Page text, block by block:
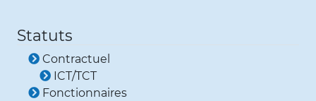
Statuts
Contractuel
ICT/TCT
Fonctionnaires